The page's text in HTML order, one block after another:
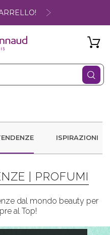
ISPIRAZIONI
| PROFUMI
dal mondo beauty per
al Top!